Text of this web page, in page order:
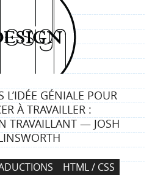
4
d
e
s
i
g
L’IDÉE GÉNIALE POUR
À TRAVAILLER :
TRAVAILLANT — JOSH
HTML / CSS